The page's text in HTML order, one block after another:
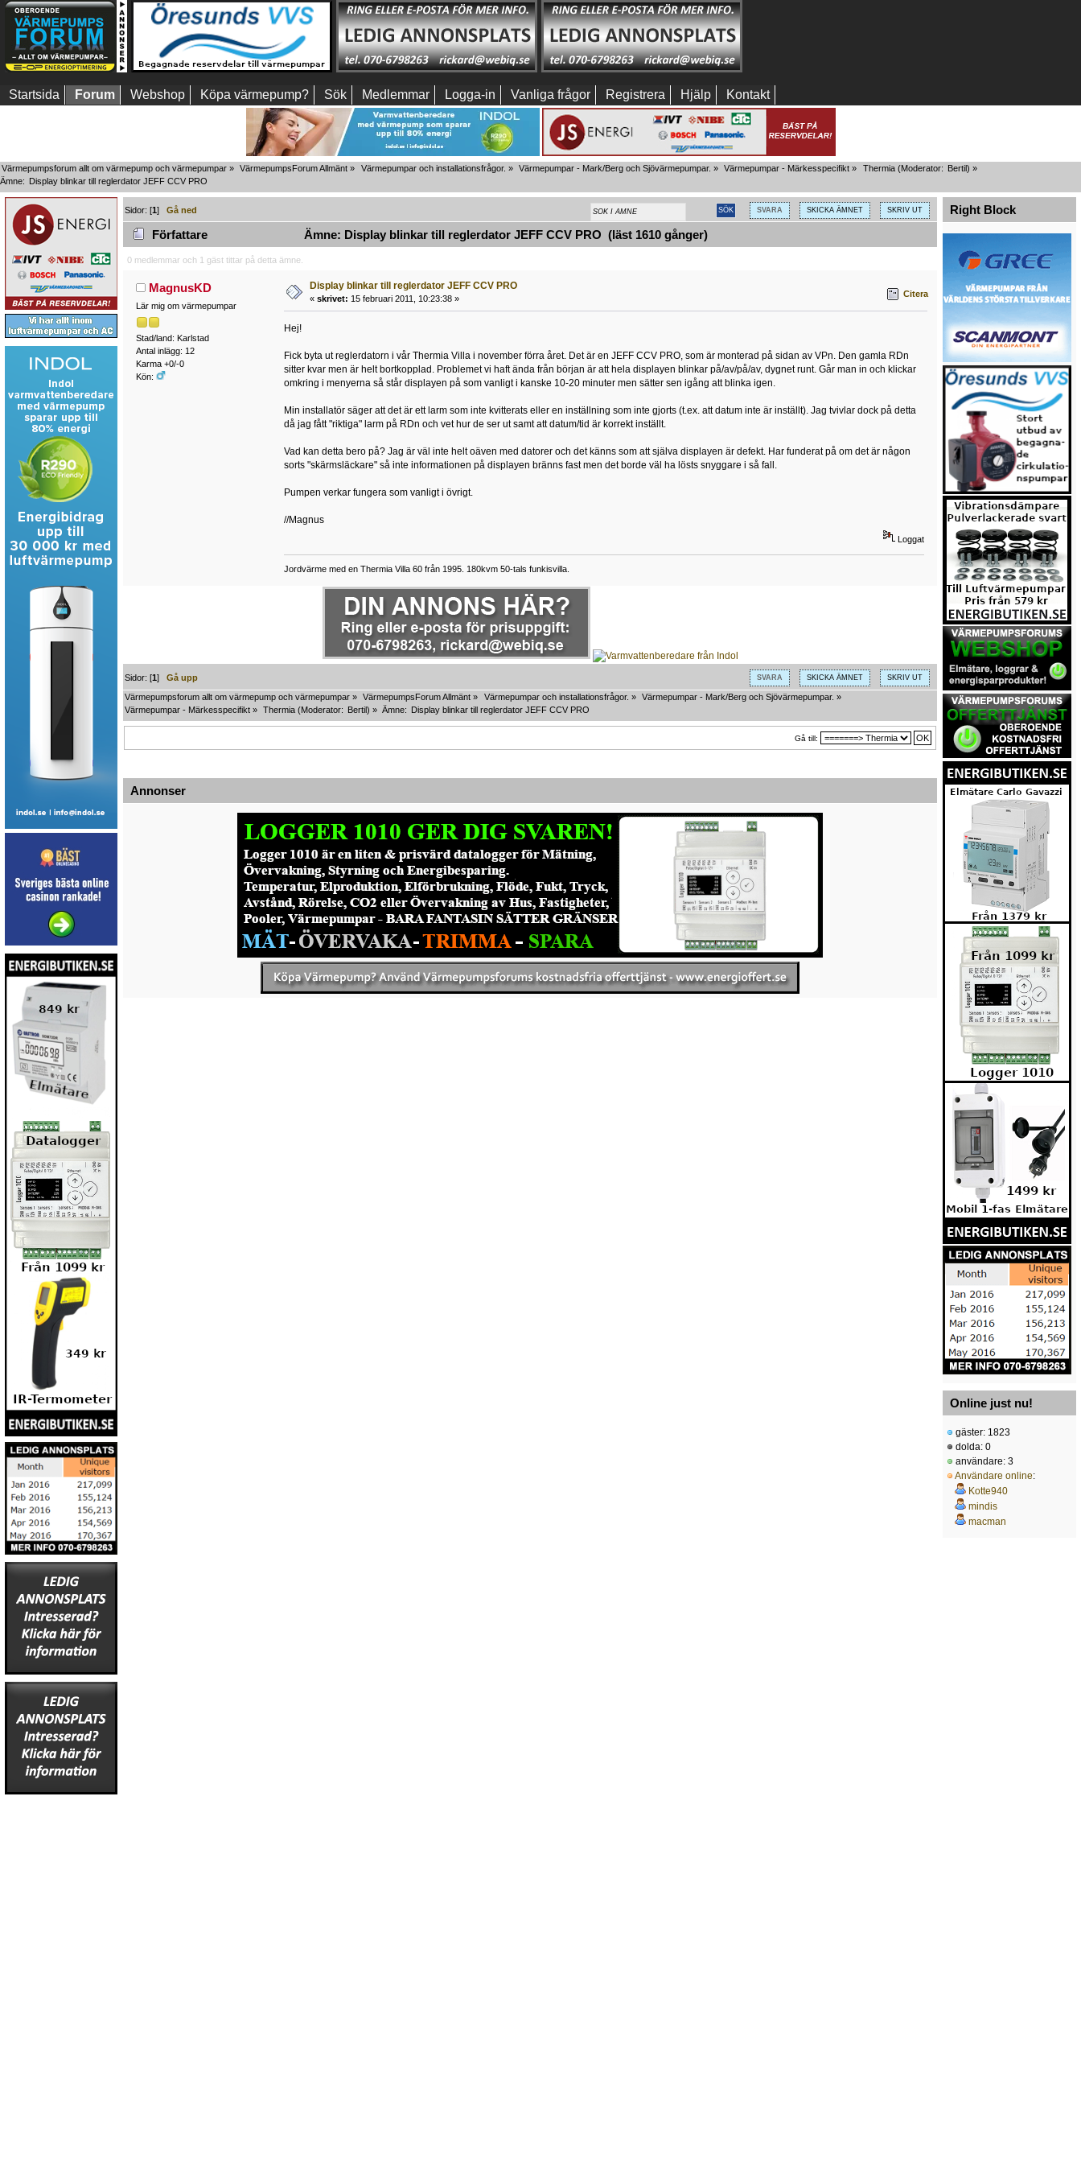
Startsida Forum Webshop Köpa värmepump? Sök Medlemmar Logga-in Vanliga frågor Registrera Hjälp Kontakt
Värmepumpsforum allt om värmepump och värmepumpar » VärmepumpsForum Allmänt » Värmepumpar och installationsfrågor. » Värmepumpar - Mark/Berg och Sjövärmepumpar. » Värmepumpar - Märkesspecifikt » Thermia(Moderator: Bertil) »
Ämne: Display blinkar till reglerdator JEFF CCV PRO
SVARA SKICKA ÄMNET SKRIV UT
Sidor: [1]Gå ned
Författare Ämne: Display blinkar till reglerdator JEFF CCV PRO (läst 1610 gånger)
0 medlemmar och 1 gäst tittar på detta ämne.
MagnusKD
Lär mig om värmepumpar
Stad/land: Karlstad
Antal inlägg: 12
Karma +0/-0
Kön:
Display blinkar till reglerdator JEFF CCV PRO
« skrivet: 15 februari 2011, 10:23:38 » Citera
Hej!
Fick byta ut reglerdatorn i vår Thermia Villa i november förra året. Det är en JEFF CCV PRO, som är monterad på sidan av VPn. Den gamla RDn
sitter kvar men är helt bortkopplad. Problemet vi haft ända från början är att hela displayen blinkar på/av/på/av, dygnet runt. Går man in och klickar
omkring i menyerna så står displayen på som vanligt i kanske 10-20 minuter men sätter sen igång att blinka igen.
Min installatör säger att det är ett larm som inte kvitterats eller en inställning som inte gjorts (t.ex. att datum inte är inställt). Jag tvivlar dock på detta
då jag fått "riktiga" larm på RDn och vet hur de ser ut samt att datum/tid är korrekt inställt.
Vad kan detta bero på? Jag är väl inte helt oäven med datorer och det känns som att själva displayen är defekt. Har funderat på om det är någon
sorts "skärmsläckare" så inte informationen på displayen bränns fast men det borde väl ha lösts snyggare i så fall.
Pumpen verkar fungera som vanligt i övrigt.
//Magnus
Loggat
Jordvärme med en Thermia Villa 60 från 1995. 180kvm 50-tals funkisvilla.
SVARA SKICKA ÄMNET SKRIV UT
Sidor: [1]Gå upp
Värmepumpsforum allt om värmepump och värmepumpar » VärmepumpsForum Allmänt » Värmepumpar och installationsfrågor. » Värmepumpar - Mark/Berg och Sjövärmepumpar. »
Värmepumpar - Märkesspecifikt » Thermia (Moderator: Bertil) » Ämne: Display blinkar till reglerdator JEFF CCV PRO
Gå till:
Annonser
Right Block
Online just nu!
gäster: 1823
dolda: 0
användare: 3
Användare online:
Kotte940
mindis
macman